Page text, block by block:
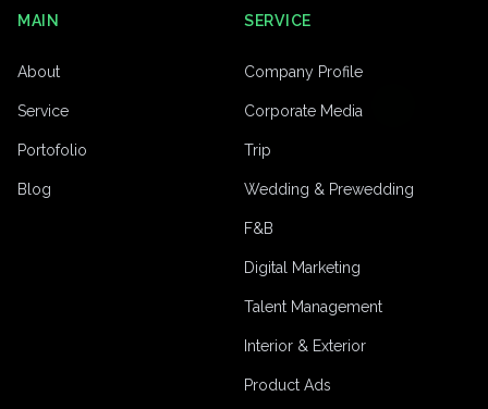
MAIN
About
Service
Portofolio
Blog
SERVICE
Company Profile
Corporate Media
Trip
Wedding & Prewedding
F&B
Digital Marketing
Talent Management
Interior & Exterior
Product Ads